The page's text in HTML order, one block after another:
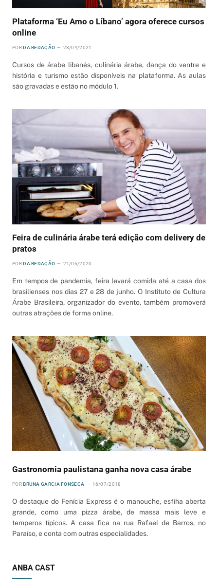
Plataforma ‘Eu Amo o Líbano’ agora oferece cursos
online
POR DA REDAÇÃO 28/04/2021
Cursos de árabe libanês, culinária árabe, dança do ventre e
história e turismo estão disponíveis na plataforma. As aulas
são gravadas e estão no módulo 1.
Feira de culinária árabe terá edição com delivery de
pratos
POR DA REDAÇÃO 21/06/2020
Em tempos de pandemia, feira levará comida até a casa dos
brasilienses nos dias 27 e 28 de junho. O Instituto de Cultura
Árabe Brasileira, organizador do evento, também promoverá
outras atrações de forma online.
Gastronomia paulistana ganha nova casa árabe
POR BRUNA GARCIA FONSECA 16/07/2018
O destaque do Fenícia Express é o manouche, esfiha aberta
grande, como uma pizza árabe, de massa mais leve e
temperos típicos. A casa fica na rua Rafael de Barros, no
Paraíso, e conta com outras especialidades.
ANBA CAST